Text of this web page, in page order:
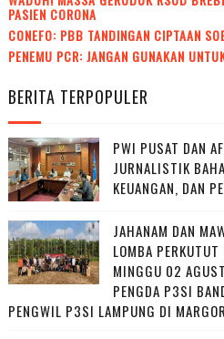
PASIEN CORONA
CONEFO: PBB TANDINGAN CIPTAAN
PENEMU PCR: JANGAN GUNAKAN
BERITA TERPOPULER
PWI PUSAT DAN
JURNALISTIK
KEUANGAN, DAN
JAHANAM DAN
LOMBA PERKUTUT
MINGGU 02
PENGDA P3SI
PENGWIL P3SI LAMPUNG DI